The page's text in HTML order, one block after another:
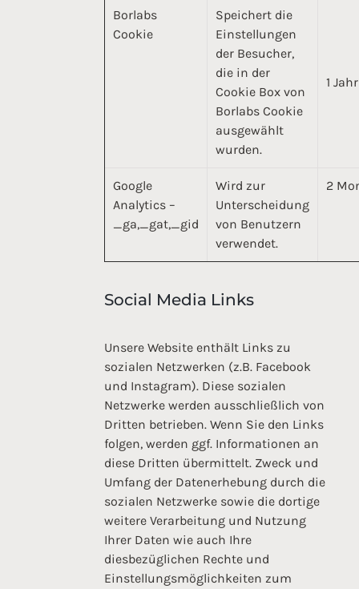
Borlabs
Cookie
Speichert die
Einstellungen
der Besucher,
die in der
Cookie Box von
Borlabs Cookie
ausgewählt
wurden.
1 Jahr
Google
Analytics –
_ga,_gat,_gid
Wird zur
Unterscheidung
von Benutzern
verwendet.
2
Social Media Links
Unsere Website enthält Links zu
sozialen Netzwerken (z.B. Facebook
und Instagram). Diese sozialen
Netzwerke werden ausschließlich von
Dritten betrieben. Wenn Sie den Links
folgen, werden ggf. Informationen an
diese Dritten übermittelt. Zweck und
Umfang der Datenerhebung durch die
sozialen Netzwerke sowie die dortige
weitere Verarbeitung und Nutzung
Ihrer Daten wie auch Ihre
diesbezüglichen Rechte und
Einstellungsmöglichkeiten zum